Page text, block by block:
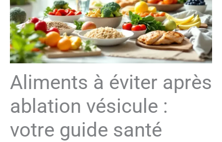
Aliments à éviter après
ablation vésicule :
votre guide santé